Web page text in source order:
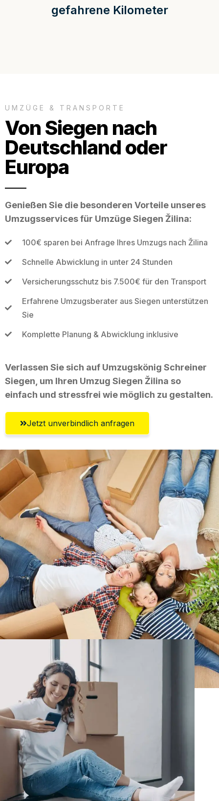
gefahrene Kilometer
UMZÜGE & TRANSPORTE
Von Siegen nach
Deutschland oder
Europa
Genießen Sie die besonderen Vorteile unseres
Umzugsservices für Umzüge Siegen Žilina:
100€ sparen bei Anfrage Ihres Umzugs nach Žilina
Schnelle Abwicklung in unter 24 Stunden
Versicherungsschutz bis 7.500€ für den Transport
Erfahrene Umzugsberater aus Siegen unterstützen
Sie
Komplette Planung & Abwicklung inklusive
Verlassen Sie sich auf Umzugskönig Schreiner
Siegen, um Ihren Umzug Siegen Žilina so
einfach und stressfrei wie möglich zu gestalten.
Jetzt unverbindlich anfragen